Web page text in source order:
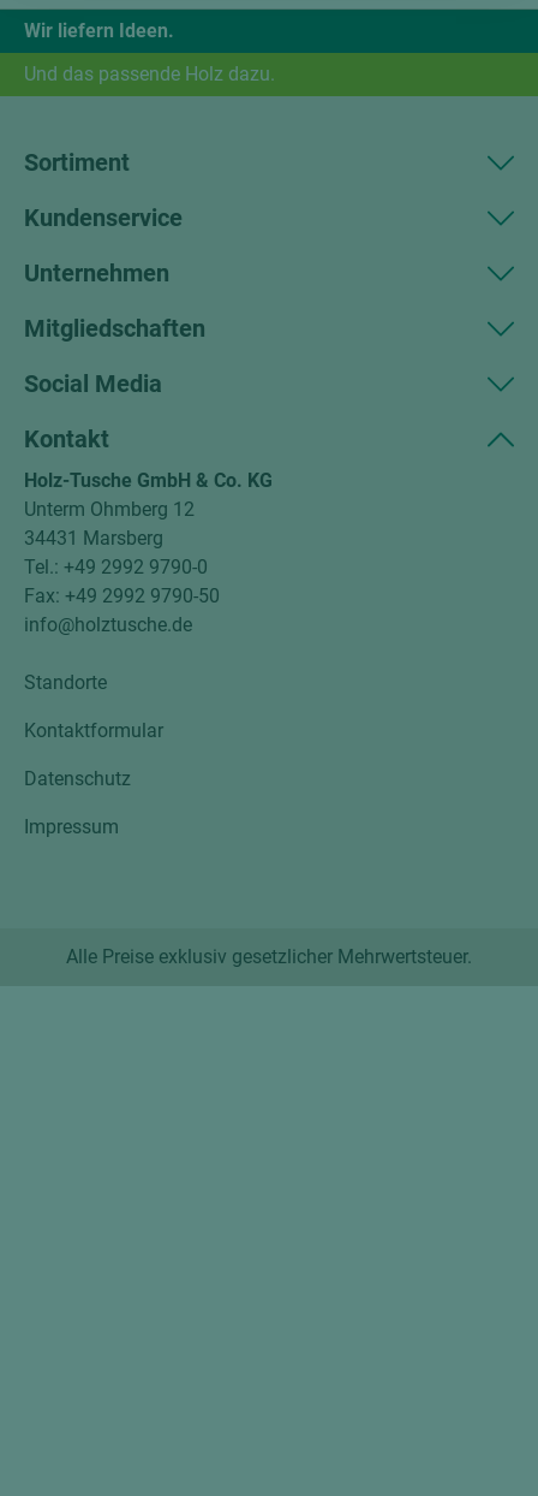
Wir liefern Ideen.
Und das passende Holz dazu.
Sortiment
Kundenservice
Unternehmen
Mitgliedschaften
Social Media
Kontakt
Holz-Tusche GmbH & Co. KG
Unterm Ohmberg 12
34431 Marsberg
Tel.: +49 2992 9790-0
Fax: +49 2992 9790-50
info@holztusche.de
Standorte
Kontaktformular
Datenschutz
Impressum
Alle Preise exklusiv gesetzlicher Mehrwertsteuer.